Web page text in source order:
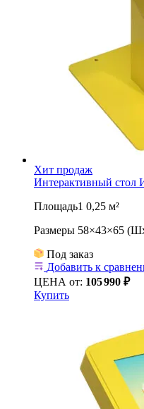
Хит продаж
Интерактивный стол
Площадь1 0,25 м²
Размеры 58×43×65
Под заказ
Добавить к
ЦЕНА от: 105990 ₽
Купить